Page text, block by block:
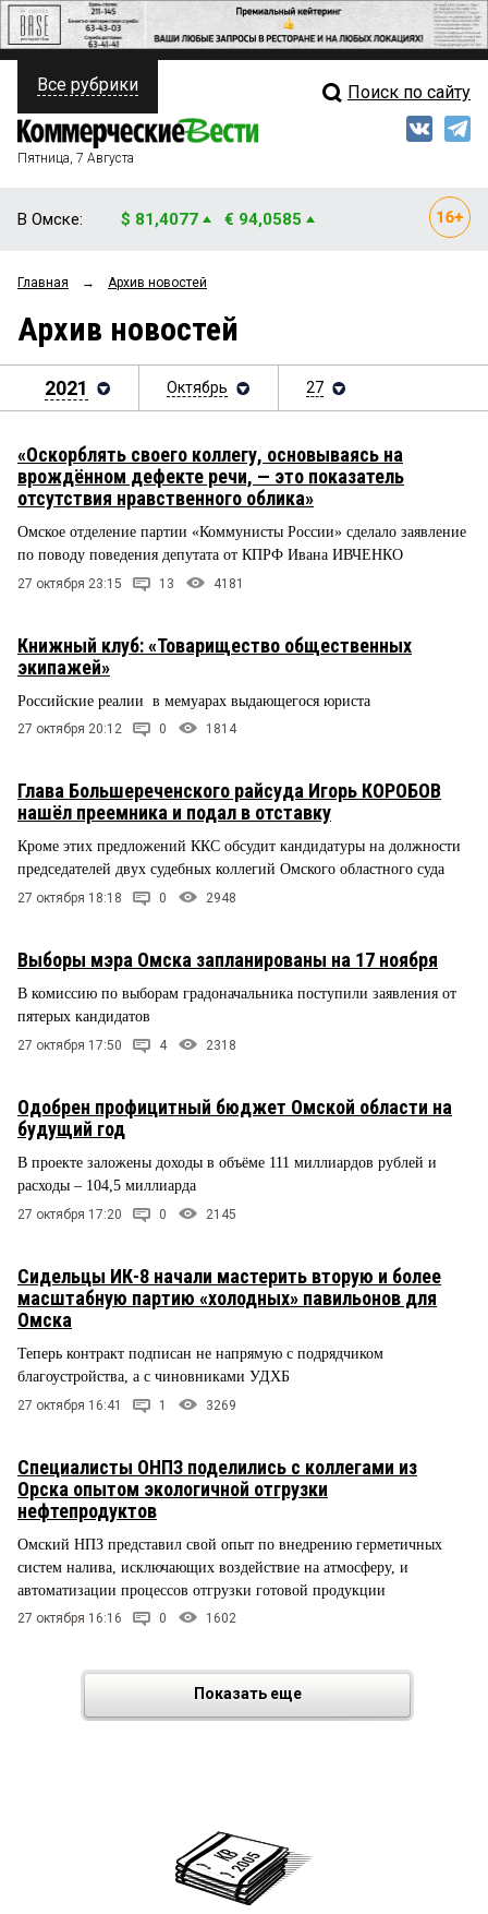
ПОЛИТИКА
ФИНАНСЫ
ОБЩЕСТВО
ЗАКОН
НОВОСТИ КОМПАНИЙ
СТИЛЬ ЖИЗНИ
Свежий выпуск
Блоги
Все рубрики Поиск по сайту
Пятница, 7 Августа
В Омске: $ 81,4077 € 94,0585
Главная → Архив новостей
Архив новостей
2021 Октябрь 27
«Оскорблять своего коллегу, основываясь на
врождённом дефекте речи, — это показатель
отсутствия нравственного облика»
Омское отделение партии «Коммунисты России» сделало заявление
по поводу поведения депутата от КПРФ Ивана ИВЧЕНКО
27 октября 23:15 13 4181
Книжный клуб: «Товарищество общественных
экипажей»
Российские реалии в мемуарах выдающегося юриста
27 октября 20:12 0 1814
Глава Большереченского райсуда Игорь КОРОБОВ
нашёл преемника и подал в отставку
Кроме этих предложений ККС обсудит кандидатуры на должности
председателей двух судебных коллегий Омского областного суда
27 октября 18:18 0 2948
Выборы мэра Омска запланированы на 17 ноября
В комиссию по выборам градоначальника поступили заявления от
пятерых кандидатов
27 октября 17:50 4 2318
Одобрен профицитный бюджет Омской области на
будущий год
В проекте заложены доходы в объёме 111 миллиардов рублей и
расходы – 104,5 миллиарда
27 октября 17:20 0 2145
Сидельцы ИК-8 начали мастерить вторую и более
масштабную партию «холодных» павильонов для
Омска
Теперь контракт подписан не напрямую с подрядчиком
благоустройства, а с чиновниками УДХБ
27 октября 16:41 1 3269
Специалисты ОНПЗ поделились с коллегами из
Орска опытом экологичной отгрузки
нефтепродуктов
Омский НПЗ представил свой опыт по внедрению герметичных
систем налива, исключающих воздействие на атмосферу, и
автоматизации процессов отгрузки готовой продукции
27 октября 16:16 0 1602
Показать еще